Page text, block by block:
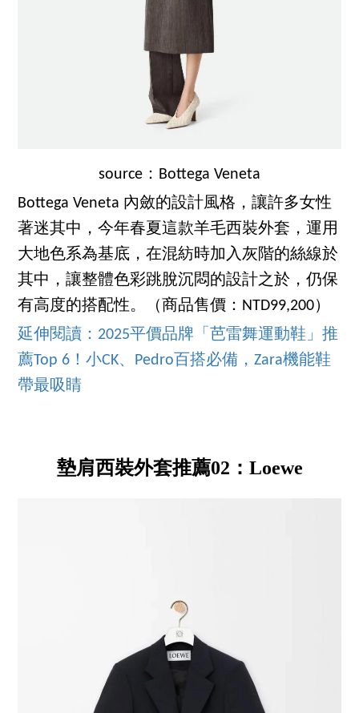
source：Bottega Veneta
Bottega Veneta 內斂的設計風格，讓許多女性
著迷其中，今年春夏這款羊毛西裝外套，運用
大地色系為基底，在混紡時加入灰階的絲線於
其中，讓整體色彩跳脫沉悶的設計之於，仍保
有高度的搭配性。（商品售價：NTD99,200）
延伸閱讀：2025平價品牌「芭雷舞運動鞋」推
薦Top 6！小CK、Pedro百搭必備，Zara機能鞋
帶最吸睛
墊肩西裝外套推薦02：Loewe